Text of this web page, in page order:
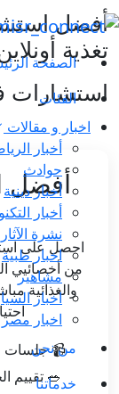
الصفحة
الفئات
اخبار و مقالات
أخبار
حوادث
أخبار دينية
أخبار
نشرة الآثار
اخبار طبية
مشاهير
اخبار
اخبار مصر
من نحن
خدماتنا
أفضل
تغذية
استشارات
أفضل
احصل على
من أخصائيي
والغذائية
📹 جلسات
🥗 تقييم